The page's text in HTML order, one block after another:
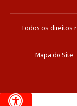
Todos os direitos
Mapa do Site